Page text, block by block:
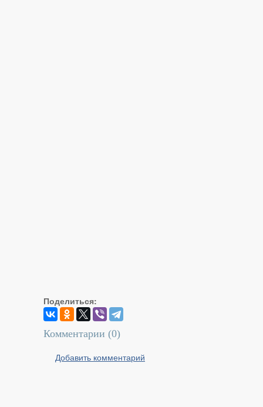
Поделиться:
Комментарии (0)
Добавить комментарий